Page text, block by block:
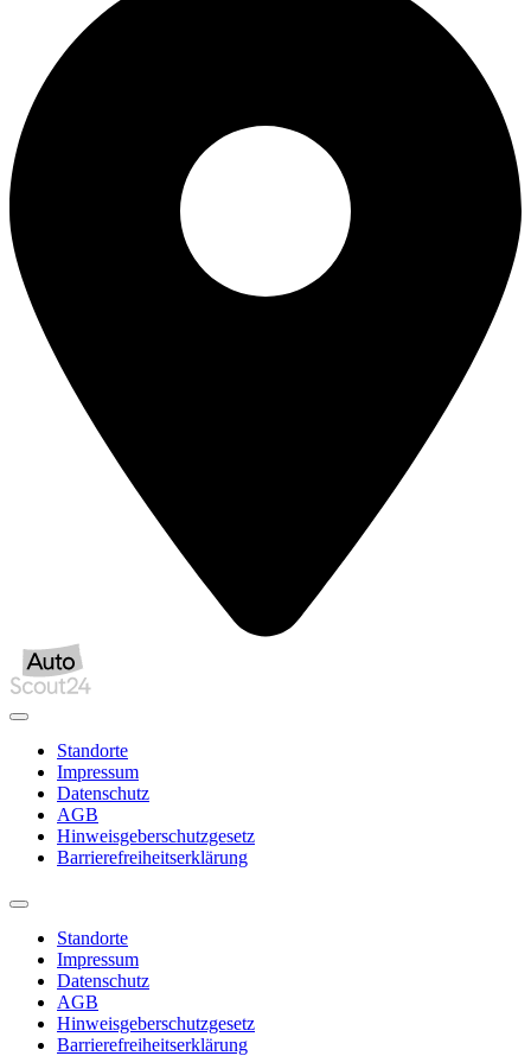
Standorte
Impressum
Datenschutz
AGB
Hinweisgeberschutzgesetz
Barrierefreiheitserklärung
Standorte
Impressum
Datenschutz
AGB
Hinweisgeberschutzgesetz
Barrierefreiheitserklärung